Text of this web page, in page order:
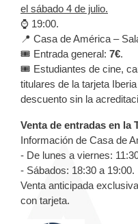
el sábado 4 de julio.
⌚️ 19:00.
📍 Casa de América –
🎟️ Entrada general: 7€.
🎟️ Estudiantes de cine,
titulares de la tarjeta
descuento sin la
Venta de entradas en la
Información de Casa de
- De lunes a viernes:
- Sábados: 18:30 a 19:00.
Venta anticipada
con tarjeta.